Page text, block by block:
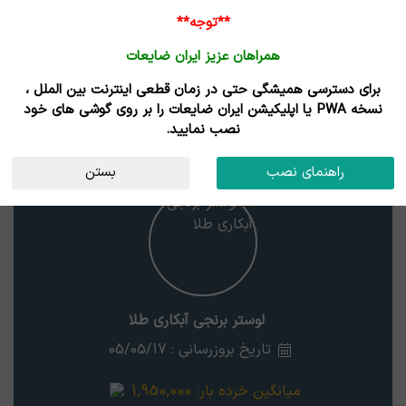
نتایج جستجوی قیمت
استان
لوستر برنجی آبکاری طلا
تاریخ بروزرسانی : 05/05/17
میانگین خرده بار: 1,950,000
**توجه**
همراهان عزیز ایران ضایعات
برای دسترسی همیشگی حتی در زمان قطعی اینترنت بین الملل ،
نسخه PWA یا اپلیکیشن ایران ضایعات را بر روی گوشی های خود
نصب نمایید.
راهنمای نصب بستن